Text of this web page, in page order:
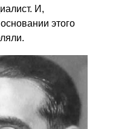
И,
этого